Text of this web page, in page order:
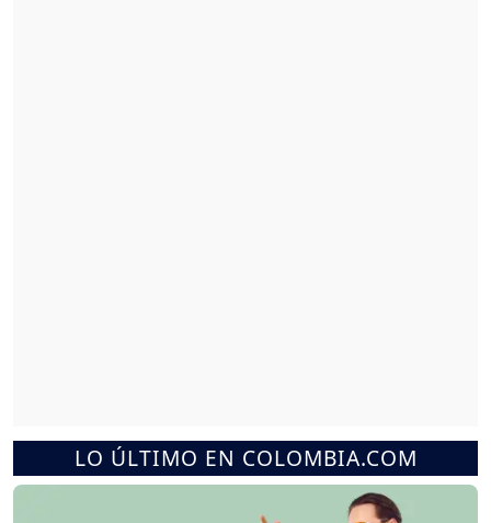
LO ÚLTIMO EN COLOMBIA.COM